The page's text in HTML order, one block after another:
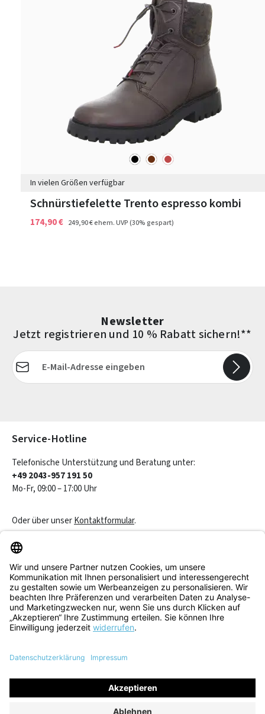
schwarz
braunrot
In vielen Größen verfügbar
Schnürstiefelette Trento espresso kombi
174,90 € 249,90 €ehem. UVP(30% gespart)
Newsletter
Jetzt registrieren und 10 % Rabatt sichern!**
E-Mail-Adresse*
Service-Hotline
Telefonische Unterstützung und Beratung unter:
+49 2043-957 191 50
Mo-Fr, 09:00 – 17:00 Uhr
Oder über unserKontaktformular.
Service & Beratung
Informationen
Alle Preise inkl. gesetzl. Mehrwertsteuer zzgl.